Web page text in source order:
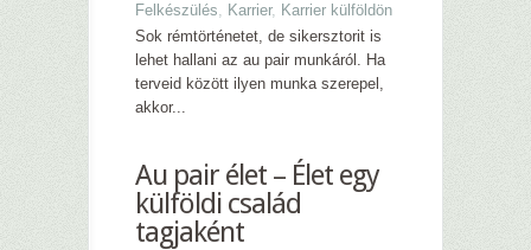
Felkészülés, Karrier, Karrier külföldön
Sok rémtörténetet, de sikersztorit is
lehet hallani az au pair munkáról. Ha
terveid között ilyen munka szerepel,
akkor...
Au pair élet – Élet egy
külföldi család
tagjaként